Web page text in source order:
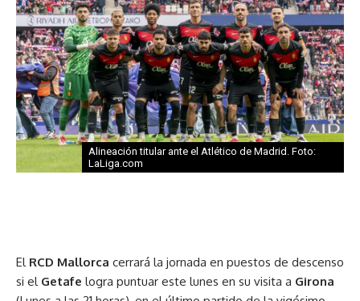
Alineación titular ante el Atlético de Madrid. Foto:
LaLiga.com
El RCD Mallorca cerrará la jornada en puestos de descenso
si el Getafe logra puntuar este lunes en su visita a Girona